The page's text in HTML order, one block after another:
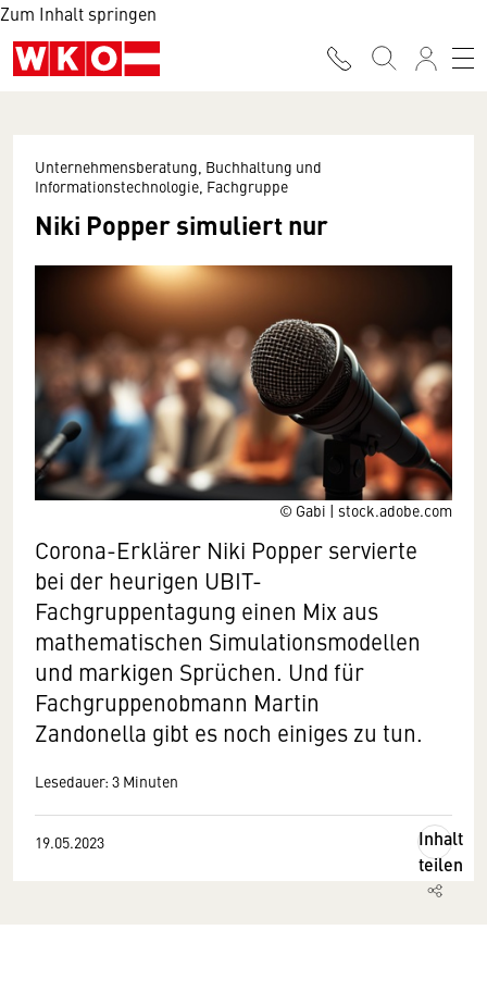
Zum Inhalt springen
© Gabi | stock.adobe.com
Unternehmensberatung, Buchhaltung und
Informationstechnologie, Fachgruppe
Niki Popper simuliert nur
Corona-Erklärer Niki Popper servierte
bei der heurigen UBIT-
Fachgruppentagung einen Mix aus
mathematischen Simulationsmodellen
und markigen Sprüchen. Und für
Fachgruppenobmann Martin
Zandonella gibt es noch einiges zu tun.
Lesedauer: 3 Minuten
19.05.2023
Inhalt
teilen